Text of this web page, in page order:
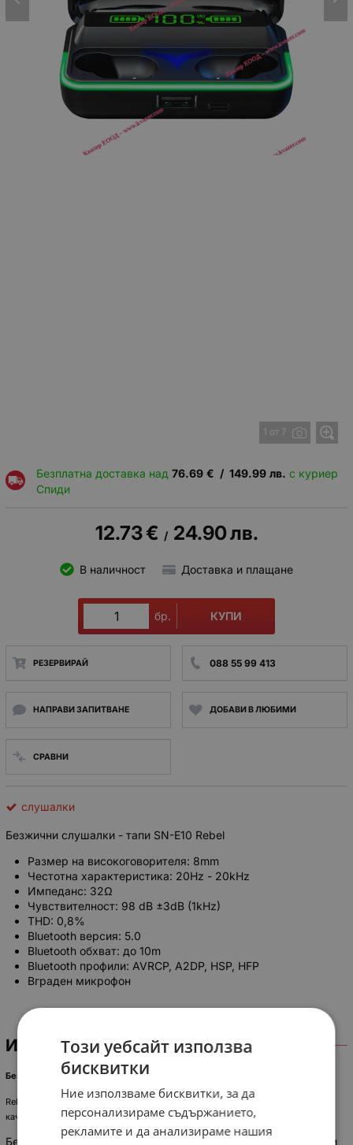
1 от 7
Безплатна доставка над 76.69 € / 149.99 лв. с куриер
Спиди
12.73€ / 24.90лв.
В наличност Доставка и плащане
бр. КУПИ
РЕЗЕРВИРАЙ 088 55 99 413
НАПРАВИ ЗАПИТВАНЕ ДОБАВИ В ЛЮБИМИ
СРАВНИ
слушалки
Безжични слушалки - тапи SN-E10 Rebel
Размер на високоговорителя: 8mm
Честотна характеристика: 20Hz - 20kHz
Импеданс: 32Ω
Чувствителност: 98 dB ±3dB (1kHz)
THD: 0,8%
Bluetooth версия: 5.0
Bluetooth обхват: до 10m
Bluetooth профили: AVRCP, A2DP, HSP, HFP
Вграден микрофон
ИНФОРМАЦИЯ
Безжични слушалки REBEL SN-E10, тип тапички
Rebel SN-E10 са уникални безжични слушалки, които осигуряват отлично
качество на звука и комфорт при използване.
Безжични слушалки с Bluetooth 5.0, който позволява бърза и
Този уебсайт използва
бисквитки
Ние използваме бисквитки, за да
персонализираме съдържанието,
рекламите и да анализираме нашия